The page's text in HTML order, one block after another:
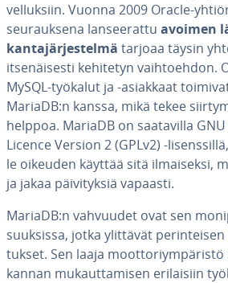
vel­luk­siin. Vuonna 2009 Oracle-
seu­rauk­se­na lan­see­rat­tu avoimen
kan­ta­jär­jes­tel­mä tarjoaa täysin
it­se­näi­ses­ti kehitetyn vaih­toeh­don.
MySQL-työkalut ja -asiakkaat
MariaDB:n kanssa, mikä tekee
helppoa. MariaDB on saa­ta­vil­la
Licence Version 2 (GPLv2) -
le oikeuden käyttää sitä il­mai­sek­si,
ja jakaa päi­vi­tyk­siä vapaasti.
MariaDB:n vahvuudet ovat sen
suuk­sis­sa, jotka ylittävät
tuk­set. Sen laaja
kan­nan mu­kaut­ta­mi­sen eri­lai­siin